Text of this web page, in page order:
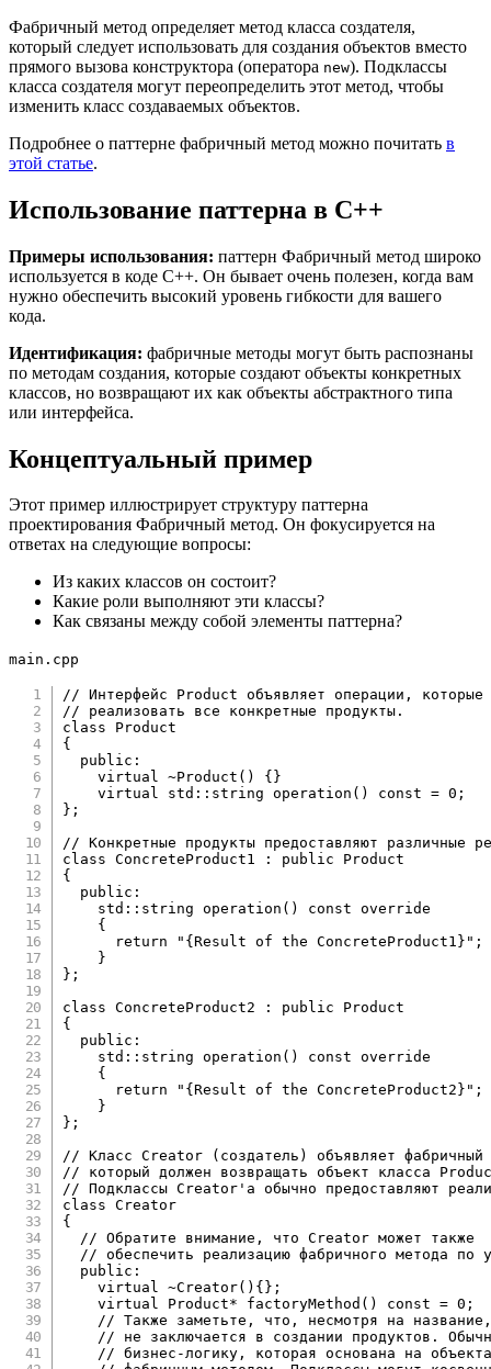
Фабричный метод определяет метод класса создателя,
который следует использовать для создания объектов вместо
прямого вызова конструктора (оператора new). Подклассы
класса создателя могут переопределить этот метод, чтобы
изменить класс создаваемых объектов.
Подробнее о паттерне фабричный метод можно почитать в
этой статье.
Использование паттерна в C++
Примеры использования: паттерн Фабричный метод широко
используется в коде C++. Он бывает очень полезен, когда вам
нужно обеспечить высокий уровень гибкости для вашего
кода.
Идентификация: фабричные методы могут быть распознаны
по методам создания, которые создают объекты конкретных
классов, но возвращают их как объекты абстрактного типа
или интерфейса.
Концептуальный пример
Этот пример иллюстрирует структуру паттерна
проектирования Фабричный метод. Он фокусируется на
ответах на следующие вопросы:
Из каких классов он состоит?
Какие роли выполняют эти классы?
Как связаны между собой элементы паттерна?
main.cpp
// Интерфейс Product объявляет операции, которые
// реализовать все конкретные продукты.
class
Product
{
public :
virtual
~Product ( ) { }
virtual std :: string operation ( ) const = 0 ;
} ;
// Конкретные продукты предоставляют различные
class
ConcreteProduct1 : public
Product
{
public :
    std
:: string operation ( ) const
override
{
return
"{Result of the ConcreteProduct1}" ;
}
} ;
class
ConcreteProduct2 : public
Product
{
public :
    std
:: string operation ( ) const
override
{
return
"{Result of the ConcreteProduct2}" ;
}
} ;
// Класс Creator (создатель) объявляет фабричный
// который должен возвращать объект класса
// Подклассы Creator'а обычно предоставляют
class
Creator
{
// Обратите внимание, что Creator может также
// обеспечить реализацию фабричного метода по
public :
virtual
~Creator( ) { } ;
virtual Product* factoryMethod ( ) const = 0 ;
// Также заметьте, что, несмотря на
// не заключается в создании продуктов.
// бизнес-логику, которая основана на